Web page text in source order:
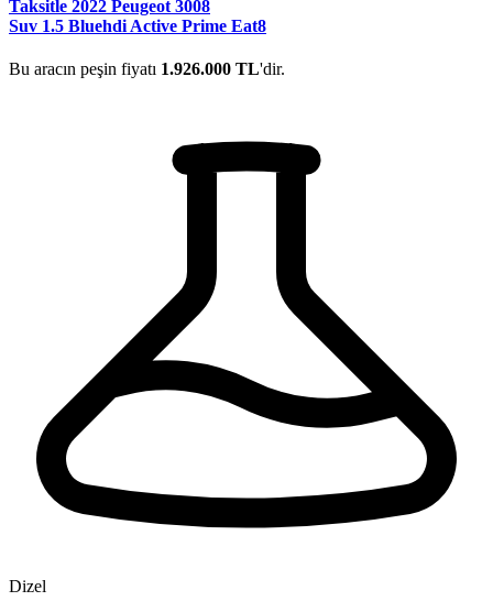
Taksitle 2022 Peugeot 3008
Suv 1.5 Bluehdi Active Prime Eat8
Bu aracın peşin fiyatı 1.926.000 TL'dir.
Dizel